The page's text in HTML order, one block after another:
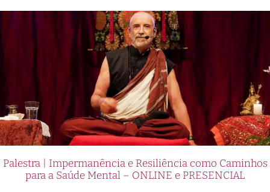
Palestra | Impermanência e Resiliência como Caminhos
para a Saúde Mental – ONLINE e PRESENCIAL